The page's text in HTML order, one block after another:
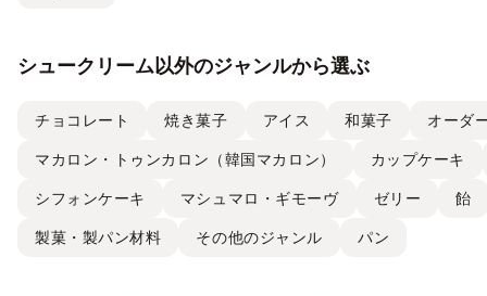
シュークリーム以外のジャンルから選ぶ
チョコレート 焼き菓子 アイス 和菓子 オーダ
マカロン・トゥンカロン（韓国マカロン） カップケーキ
シフォンケーキ マシュマロ・ギモーヴ ゼリー 飴
製菓・製パン材料 その他のジャンル パン